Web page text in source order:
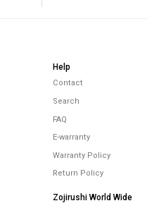
Help
Contact
Search
FAQ
E-warranty
Warranty Policy
Return Policy
Zojirushi World Wide